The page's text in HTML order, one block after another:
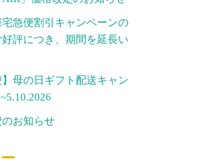
急便割引キャンペーンの
評につき、期間を延長い
】母の日ギフト配送キャン
お知らせ